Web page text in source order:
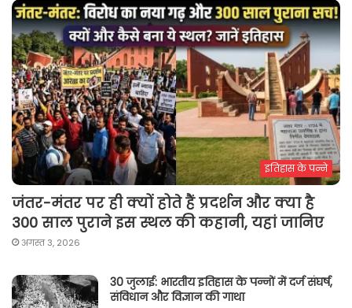
इतिहास के पन्ने
जंतर-मंतर पर ही क्यों होते हैं प्रदर्शन और क्या है
300 साल पुराने इस स्थल की कहानी, यहां जानिए
अगस्त 3, 2026
30 जुलाई: भारतीय इतिहास के पन्नों में दर्ज संघर्ष,
संविधान और विज्ञान की गाथा